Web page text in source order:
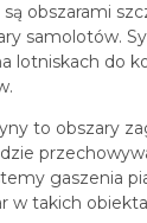
są obszarami
samolotów.
lotniskach do
to obszary
gaszenia
w takich